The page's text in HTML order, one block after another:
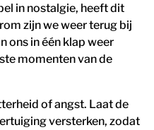
in nostalgie, heeft dit
zijn we weer terug bij
ons in één klap weer
momenten van de
of angst. Laat de
versterken, zodat